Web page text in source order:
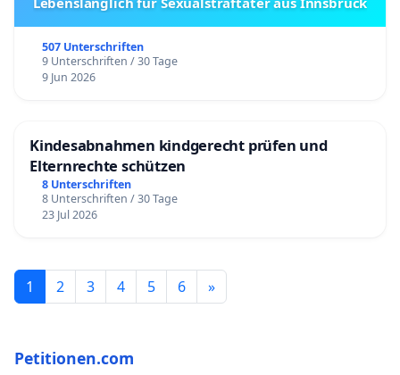
507 Unterschriften
9 Unterschriften / 30 Tage
9 Jun 2026
Kindesabnahmen kindgerecht prüfen und
Elternrechte schützen
8 Unterschriften
8 Unterschriften / 30 Tage
23 Jul 2026
1 2 3 4 5 6 »
Petitionen.com